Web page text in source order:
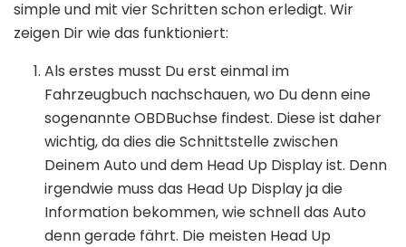
simple und mit vier Schritten schon erledigt. Wir
zeigen Dir wie das funktioniert:
Als erstes musst Du erst einmal im
Fahrzeugbuch nachschauen, wo Du denn eine
sogenannte OBDBuchse findest. Diese ist daher
wichtig, da dies die Schnittstelle zwischen
Deinem Auto und dem Head Up Display ist. Denn
irgendwie muss das Head Up Display ja die
Information bekommen, wie schnell das Auto
denn gerade fährt. Die meisten Head Up